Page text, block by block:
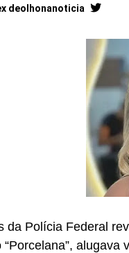
deolhonanoticia
da Polícia Federal